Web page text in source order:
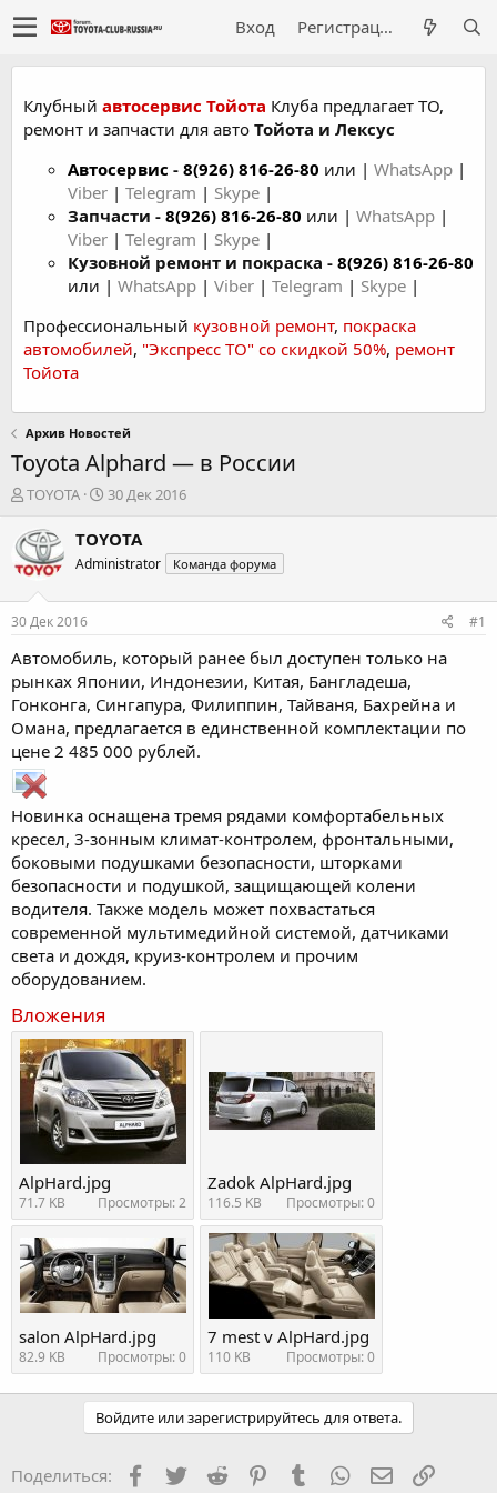
Вход Регистрация
Клубный автосервис Тойота Клуба предлагает ТО,
ремонт и запчасти для авто Тойота и Лексус
Автосервис - 8(926) 816-26-80 или | WhatsApp |
Viber | Telegram | Skype |
Запчасти - 8(926) 816-26-80 или | WhatsApp |
Viber | Telegram | Skype |
Кузовной ремонт и покраска - 8(926) 816-26-80
или | WhatsApp | Viber | Telegram | Skype |
Профессиональный кузовной ремонт, покраска
автомобилей, "Экспресс ТО" со скидкой 50%, ремонт
Тойота
Архив Новостей
Toyota Alphard — в России
А
т
о
р
м
ы
TOYOTA
Д
т
н
а
30 Дек 2016
TOYOTA
Administrator Команда форума
30 Дек 2016 #1
Автомобиль, который ранее был доступен только на
рынках Японии, Индонезии, Китая, Бангладеша,
Гонконга, Сингапура, Филиппин, Тайваня, Бахрейна и
Омана, предлагается в единственной комплектации по
цене 2 485 000 рублей.
Новинка оснащена тремя рядами комфортабельных
кресел, 3-зонным климат-контролем, фронтальными,
боковыми подушками безопасности, шторками
безопасности и подушкой, защищающей колени
водителя. Также модель может похвастаться
современной мультимедийной системой, датчиками
света и дождя, круиз-контролем и прочим
оборудованием.
Вложения
AlpHard.jpg
71.7 KB Просмотры: 2
Zadok AlpHard.jpg
116.5 KB Просмотры: 0
salon AlpHard.jpg
82.9 KB Просмотры: 0
7 mest v AlpHard.jpg
110 KB Просмотры: 0
Войдите или зарегистрируйтесь для ответа.
Поделиться: Facebook
TwitterReddit PinterestTumblr WhatsApp Ссылка